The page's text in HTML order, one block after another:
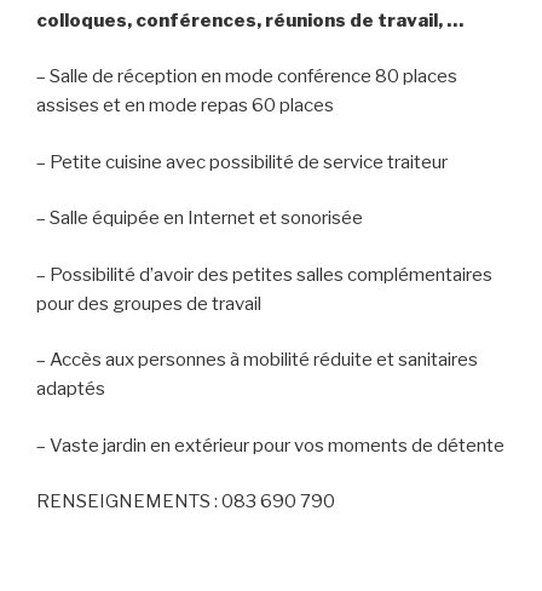
location_salle_(2)
location_salle_(1)
location_salle_(1)
location_salle_(2)
piano-bar-la-spirale-1
piano-bar-la-spirale-Natoye-2
colloques, conférences, réunions de travail, …
– Salle de réception en mode conférence 80 places
assises et en mode repas 60 places
– Petite cuisine avec possibilité de service traiteur
– Salle équipée en Internet et sonorisée
– Possibilité d’avoir des petites salles complémentaires
pour des groupes de travail
– Accès aux personnes à mobilité réduite et sanitaires
adaptés
– Vaste jardin en extérieur pour vos moments de détente
RENSEIGNEMENTS : 083 690 790